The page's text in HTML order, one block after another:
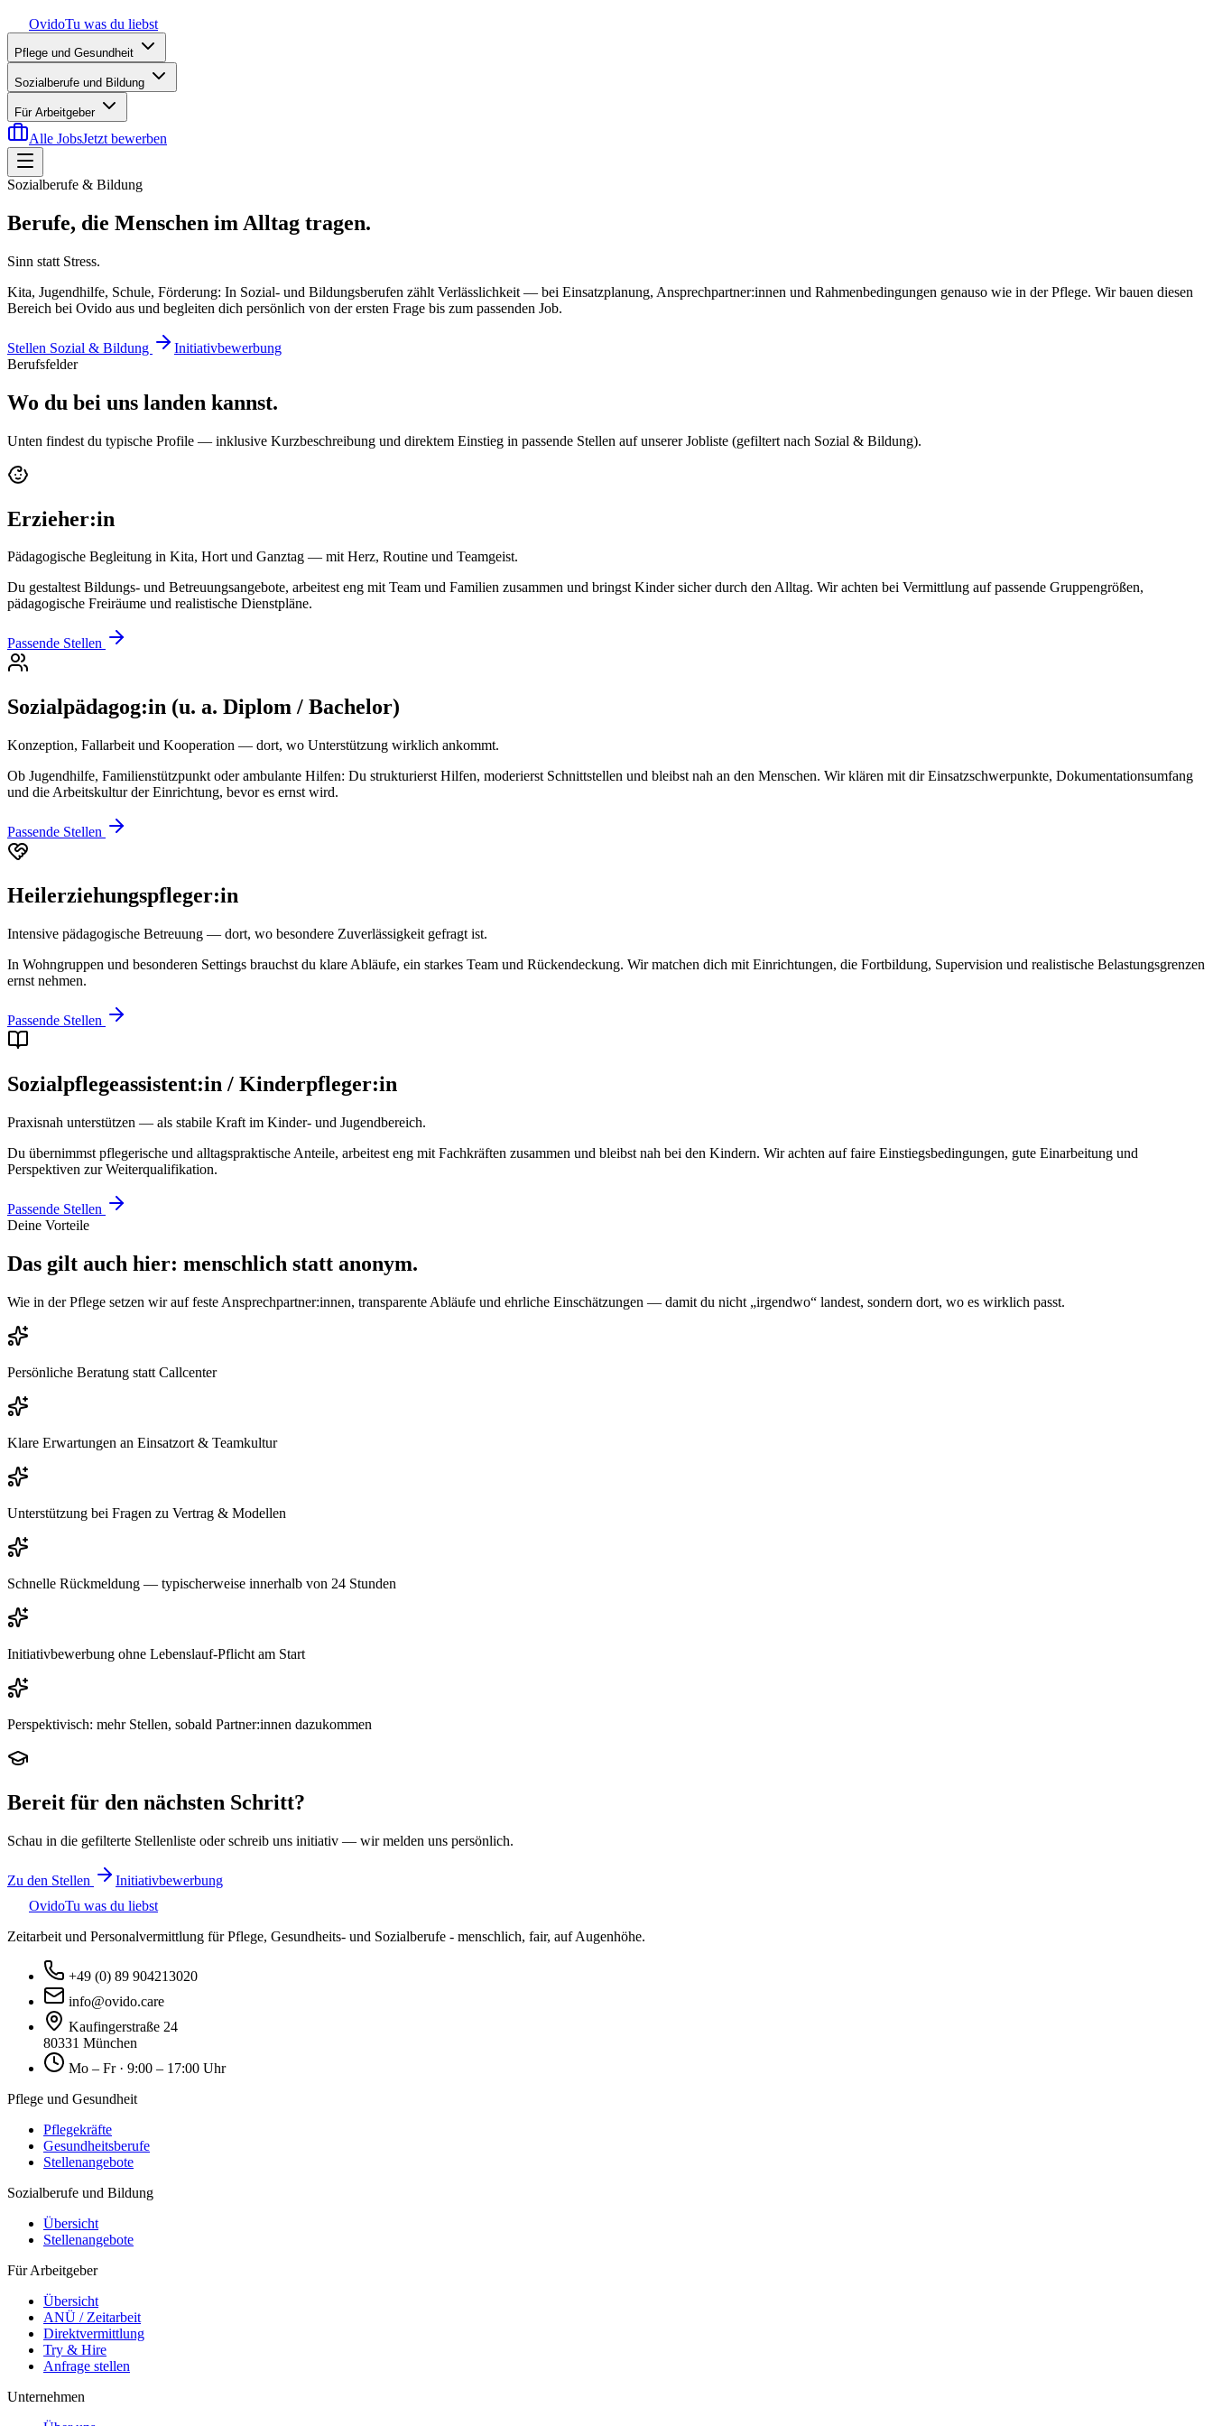
OvidoTu was du liebst
Pflege und Gesundheit
Sozialberufe und Bildung
Für Arbeitgeber
Alle JobsJetzt bewerben
Sozialberufe & Bildung
Berufe, die Menschen im Alltag tragen.
Sinn statt Stress.
Kita, Jugendhilfe, Schule, Förderung: In Sozial- und Bildungsberufen zählt Verlässlichkeit — bei Einsatzplanung, Ansprechpartner:innen und Rahmenbedingungen genauso wie in der Pflege. Wir bauen diesen
Bereich bei Ovido aus und begleiten dich persönlich von der ersten Frage bis zum passenden Job.
Stellen Sozial & Bildung
Initiativbewerbung
Berufsfelder
Wo du bei uns landen kannst.
Unten findest du typische Profile — inklusive Kurzbeschreibung und direktem Einstieg in passende Stellen auf unserer Jobliste (gefiltert nach Sozial & Bildung).
Erzieher:in
Pädagogische Begleitung in Kita, Hort und Ganztag — mit Herz, Routine und Teamgeist.
Du gestaltest Bildungs- und Betreuungsangebote, arbeitest eng mit Team und Familien zusammen und bringst Kinder sicher durch den Alltag. Wir achten bei Vermittlung auf passende Gruppengrößen,
pädagogische Freiräume und realistische Dienstpläne.
Passende Stellen
Sozialpädagog:in (u. a. Diplom / Bachelor)
Konzeption, Fallarbeit und Kooperation — dort, wo Unterstützung wirklich ankommt.
Ob Jugendhilfe, Familienstützpunkt oder ambulante Hilfen: Du strukturierst Hilfen, moderierst Schnittstellen und bleibst nah an den Menschen. Wir klären mit dir Einsatzschwerpunkte, Dokumentationsumfang
und die Arbeitskultur der Einrichtung, bevor es ernst wird.
Passende Stellen
Heilerziehungspfleger:in
Intensive pädagogische Betreuung — dort, wo besondere Zuverlässigkeit gefragt ist.
In Wohngruppen und besonderen Settings brauchst du klare Abläufe, ein starkes Team und Rückendeckung. Wir matchen dich mit Einrichtungen, die Fortbildung, Supervision und realistische Belastungsgrenzen
ernst nehmen.
Passende Stellen
Sozialpflegeassistent:in / Kinderpfleger:in
Praxisnah unterstützen — als stabile Kraft im Kinder- und Jugendbereich.
Du übernimmst pflegerische und alltagspraktische Anteile, arbeitest eng mit Fachkräften zusammen und bleibst nah bei den Kindern. Wir achten auf faire Einstiegsbedingungen, gute Einarbeitung und
Perspektiven zur Weiterqualifikation.
Passende Stellen
Deine Vorteile
Das gilt auch hier: menschlich statt anonym.
Wie in der Pflege setzen wir auf feste Ansprechpartner:innen, transparente Abläufe und ehrliche Einschätzungen — damit du nicht „irgendwo“ landest, sondern dort, wo es wirklich passt.
Persönliche Beratung statt Callcenter
Klare Erwartungen an Einsatzort & Teamkultur
Unterstützung bei Fragen zu Vertrag & Modellen
Schnelle Rückmeldung — typischerweise innerhalb von 24 Stunden
Initiativbewerbung ohne Lebenslauf-Pflicht am Start
Perspektivisch: mehr Stellen, sobald Partner:innen dazukommen
Bereit für den nächsten Schritt?
Schau in die gefilterte Stellenliste oder schreib uns initiativ — wir melden uns persönlich.
Zu den Stellen
Initiativbewerbung
OvidoTu was du liebst
Zeitarbeit und Personalvermittlung für Pflege, Gesundheits- und Sozialberufe - menschlich, fair, auf Augenhöhe.
+49 (0) 89 904213020
info@ovido.care
Kaufingerstraße 24
80331 München
Mo – Fr · 9:00 – 17:00 Uhr
Pflege und Gesundheit
Pflegekräfte
Gesundheitsberufe
Stellenangebote
Sozialberufe und Bildung
Übersicht
Stellenangebote
Für Arbeitgeber
Übersicht
ANÜ / Zeitarbeit
Direktvermittlung
Try & Hire
Anfrage stellen
Unternehmen